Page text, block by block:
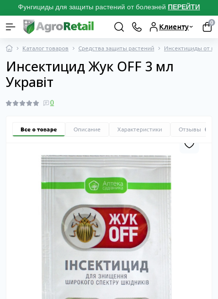
Фунгициды для защиты растений от болезней ПЕРЕЙТИ
Клиенту
0
Каталог товаров Средства защиты растений Инсектициды от
Инсектицид Жук OFF 3 мл
Укравіт
0
Все о товаре Описание Характеристики Отзывы